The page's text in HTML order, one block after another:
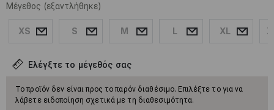
Μέγεθος (εξαντλήθηκε)
XS S M L XL
Ελέγξτε το μέγεθός σας
Το προϊόν δεν είναι προς το παρόν διαθέσιμο. Επιλέξτε το για να
λάβετε ειδοποίηση σχετικά με τη διαθεσιμότητα.